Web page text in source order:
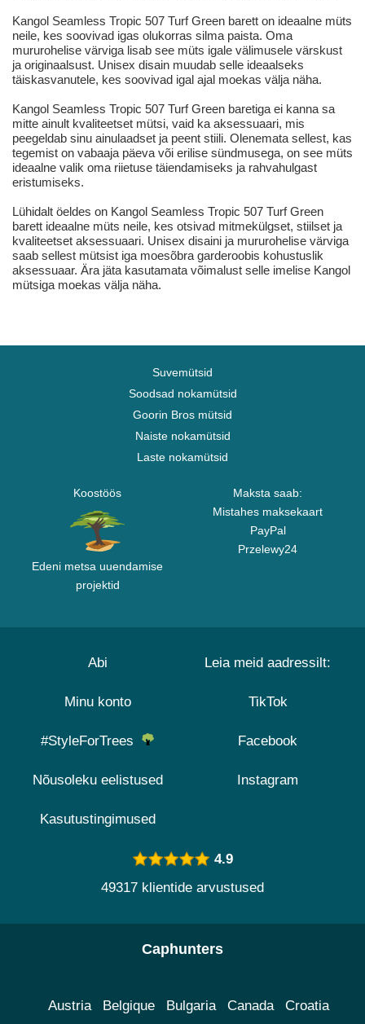
Kangol Seamless Tropic 507 Turf Green barett on ideaalne müts
neile, kes soovivad igas olukorras silma paista. Oma
mururohelise värviga lisab see müts igale välimusele värskust
ja originaalsust. Unisex disain muudab selle ideaalseks
täiskasvanutele, kes soovivad igal ajal moekas välja näha.
Kangol Seamless Tropic 507 Turf Green baretiga ei kanna sa
mitte ainult kvaliteetset mütsi, vaid ka aksessuaari, mis
peegeldab sinu ainulaadset ja peent stiili. Olenemata sellest, kas
tegemist on vabaaja päeva või erilise sündmusega, on see müts
ideaalne valik oma riietuse täiendamiseks ja rahvahulgast
eristumiseks.
Lühidalt öeldes on Kangol Seamless Tropic 507 Turf Green
barett ideaalne müts neile, kes otsivad mitmekülgset, stiilset ja
kvaliteetset aksessuaari. Unisex disaini ja mururohelise värviga
saab sellest mütsist iga moesõbra garderoobis kohustuslik
aksessuaar. Ära jäta kasutamata võimalust selle imelise Kangol
mütsiga moekas välja näha.
Suvemütsid
Soodsad nokamütsid
Goorin Bros mütsid
Naiste nokamütsid
Laste nokamütsid
Koostöös
Edeni metsa uuendamise
projektid
Maksta saab:
Mistahes maksekaart
PayPal
Przelewy24
Abi
Minu konto
#StyleForTrees
Nõusoleku eelistused
Kasutustingimused
Leia meid aadressilt:
TikTok
Facebook
Instagram
4.9
49317 klientide arvustused
Caphunters
Austria Belgique Bulgaria Canada Croatia